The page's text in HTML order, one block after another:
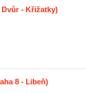
- Křižatky)
8 - Libeň)